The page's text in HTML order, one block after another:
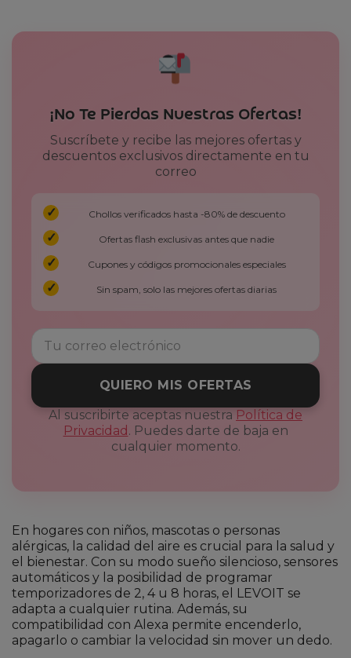
¡No Te Pierdas Nuestras Ofertas!
Suscríbete y recibe las mejores ofertas y
descuentos exclusivos directamente en tu
correo
Chollos verificados hasta -80% de descuento
Ofertas flash exclusivas antes que nadie
Cupones y códigos promocionales especiales
Sin spam, solo las mejores ofertas diarias
QUIERO MIS OFERTAS
Al suscribirte aceptas nuestra Política de
Privacidad . Puedes darte de baja en
cualquier momento.
En hogares con niños, mascotas o personas
alérgicas, la calidad del aire es crucial para la salud y
el bienestar. Con su modo sueño silencioso, sensores
automáticos y la posibilidad de programar
temporizadores de 2, 4 u 8 horas, el LEVOIT se
adapta a cualquier rutina. Además, su
compatibilidad con Alexa permite encenderlo,
apagarlo o cambiar la velocidad sin mover un dedo.